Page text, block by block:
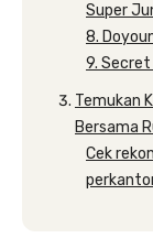
Super
8.
9.
Temukan
Bersama
Cek